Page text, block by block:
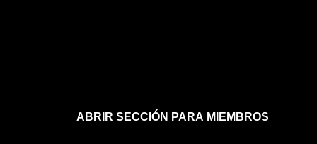
ABRIR SECCIÓN PARA MIEMBROS